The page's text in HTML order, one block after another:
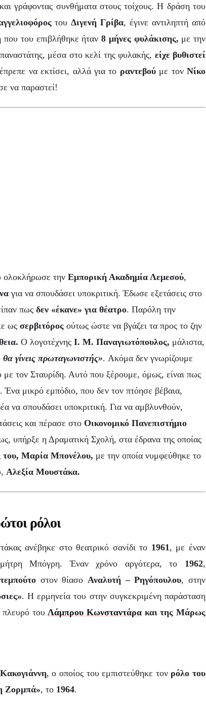
γράφοντας συνθήματα στους τοίχους. Η δράση του
τουΔιγενή Γρίβα, έγινε αντιληπτή από
που του επιβλήθηκε ήταν8 μήνες φυλάκισης, με την
μέσα στο κελί της φυλακής, είχε βυθιστεί
να εκτίσει, αλλά για το ραντεβούμε τονΝίκο
να παραστεί!
ολοκλήρωσε την Εμπορική Ακαδημία Λεμεσού,
για να σπουδάσει υποκριτική. Έδωσε εξετάσεις στο
πως δεν «έκανε» για θέατρο. Παρόλη την
ως σερβιτόρος ούτως ώστε να βγάζει τα προς το ζην
Ο λογοτέχνης Ι. Μ. Παναγιωτόπουλος, μάλιστα,
γίνεις πρωταγωνιστής». Ακόμα δεν γνωρίζουμε
με τον Σταυρίδη. Αυτό που ξέρουμε, όμως, είναι πως
. Ένα μικρό εμπόδιο, που δεν τον πτόησε βέβαια,
να σπουδάσει υποκριτική. Για να αμβλυνθούν,
και πέρασε στο Οικονομικό Πανεπιστήμιο
υπήρξε η Δραματική Σχολή, στα έδρανα της οποίας
του, Μαρία Μπονέλου, με την οποία νυμφεύθηκε το
Αλεξία Μουστάκα.
ρόλοι
ανέβηκε στο θεατρικό σανίδι το 1961, με έναν
Μπόγρη. Έναν χρόνο αργότερα, το 1962,
στον θίασο Αναλυτή – Ρηγόπουλου, στην
. Η ερμηνεία του στην συγκεκριμένη παράσταση
πλευρό τουΛάμπρου Κωνσταντάρακαι της Μάρως
, ο οποίος του εμπιστεύθηκε τον ρόλο του
Ζορμπά», το 1964.